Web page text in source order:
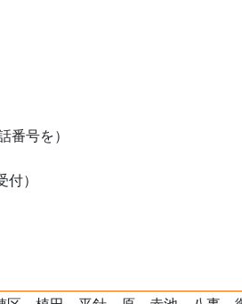
番号を）
付）